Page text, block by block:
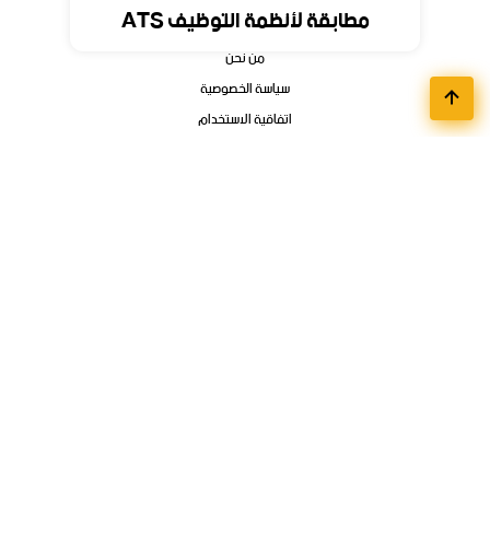
مطابقة لأنظمة التوظيف ATS
الرئيسية
من نحن
سياسة الخصوصية
اتفاقية الاستخدام